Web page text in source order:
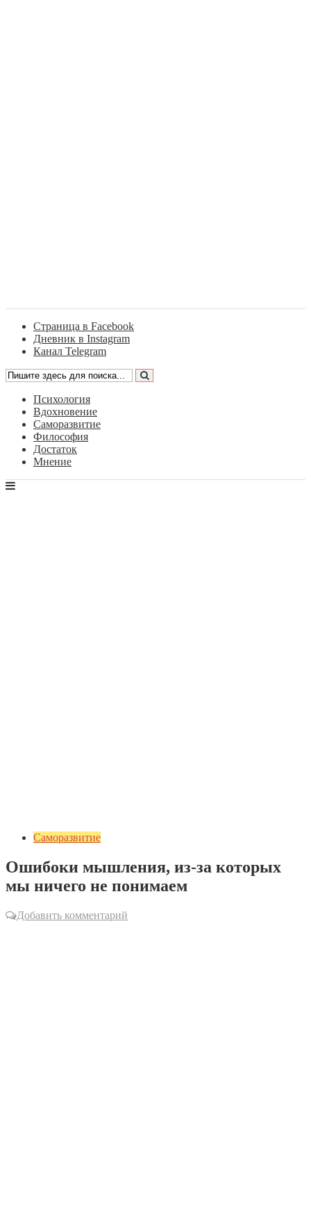
Страница в Facebook
Дневник в Instagram
Канал Telegram
Психология
Вдохновение
Саморазвитие
Философия
Достаток
Мнение
Саморазвитие
Ошибоки мышления, из-за которых
мы ничего не понимаем
Добавить комментарий